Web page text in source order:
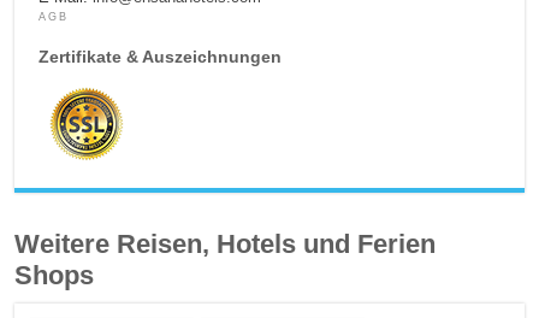
AGB
Zertifikate & Auszeichnungen
Weitere Reisen, Hotels und Ferien
Shops